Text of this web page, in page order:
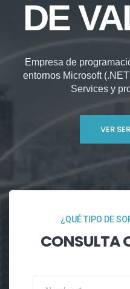
DE
Empresa de
entornos Microsoft
Services y
VER
¿QUÉ TIPO DE
CONSULTA